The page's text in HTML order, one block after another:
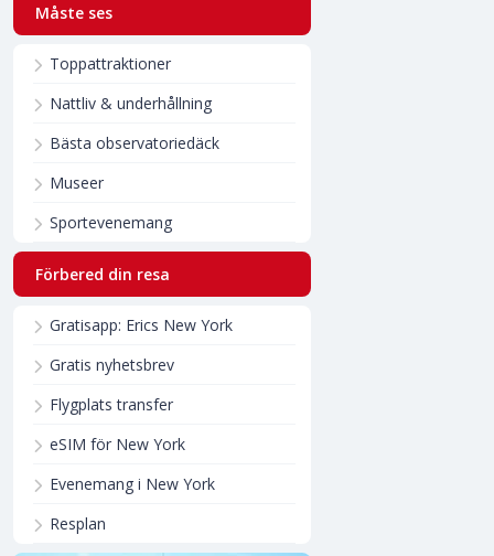
Måste ses
Toppattraktioner
Nattliv & underhållning
Bästa observatoriedäck
Museer
Sportevenemang
Förbered din resa
Gratisapp: Erics New York
Gratis nyhetsbrev
Flygplats transfer
eSIM för New York
Evenemang i New York
Resplan